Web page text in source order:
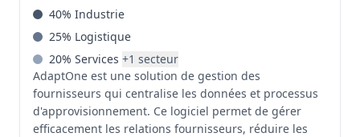
40% Industrie
25% Logistique
20% Services +1 secteur
AdaptOne est une solution de gestion des
fournisseurs qui centralise les données et processus
d'approvisionnement. Ce logiciel permet de gérer
efficacement les relations fournisseurs, réduire les